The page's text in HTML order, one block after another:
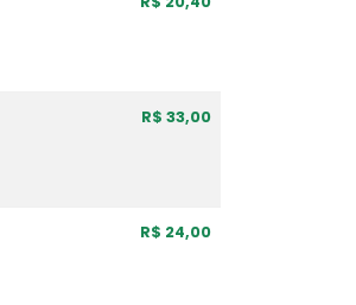
R$ 33,00
R$ 24,00